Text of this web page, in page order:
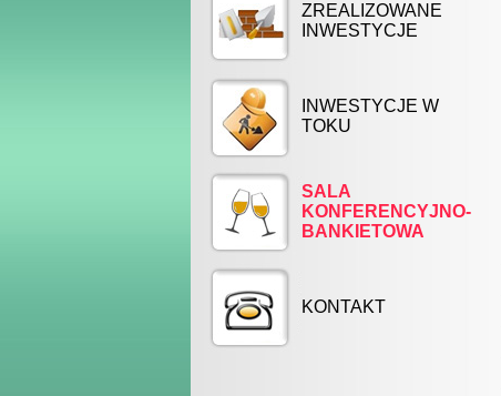
ZREALIZOWANE
INWESTYCJE
INWESTYCJE W
TOKU
SALA
KONFERENCYJNO-
BANKIETOWA
KONTAKT